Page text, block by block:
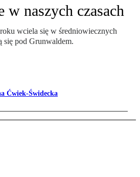
w naszych czasach
wciela się w średniowiecznych
się pod Grunwaldem.
Ćwiek-Świdecka